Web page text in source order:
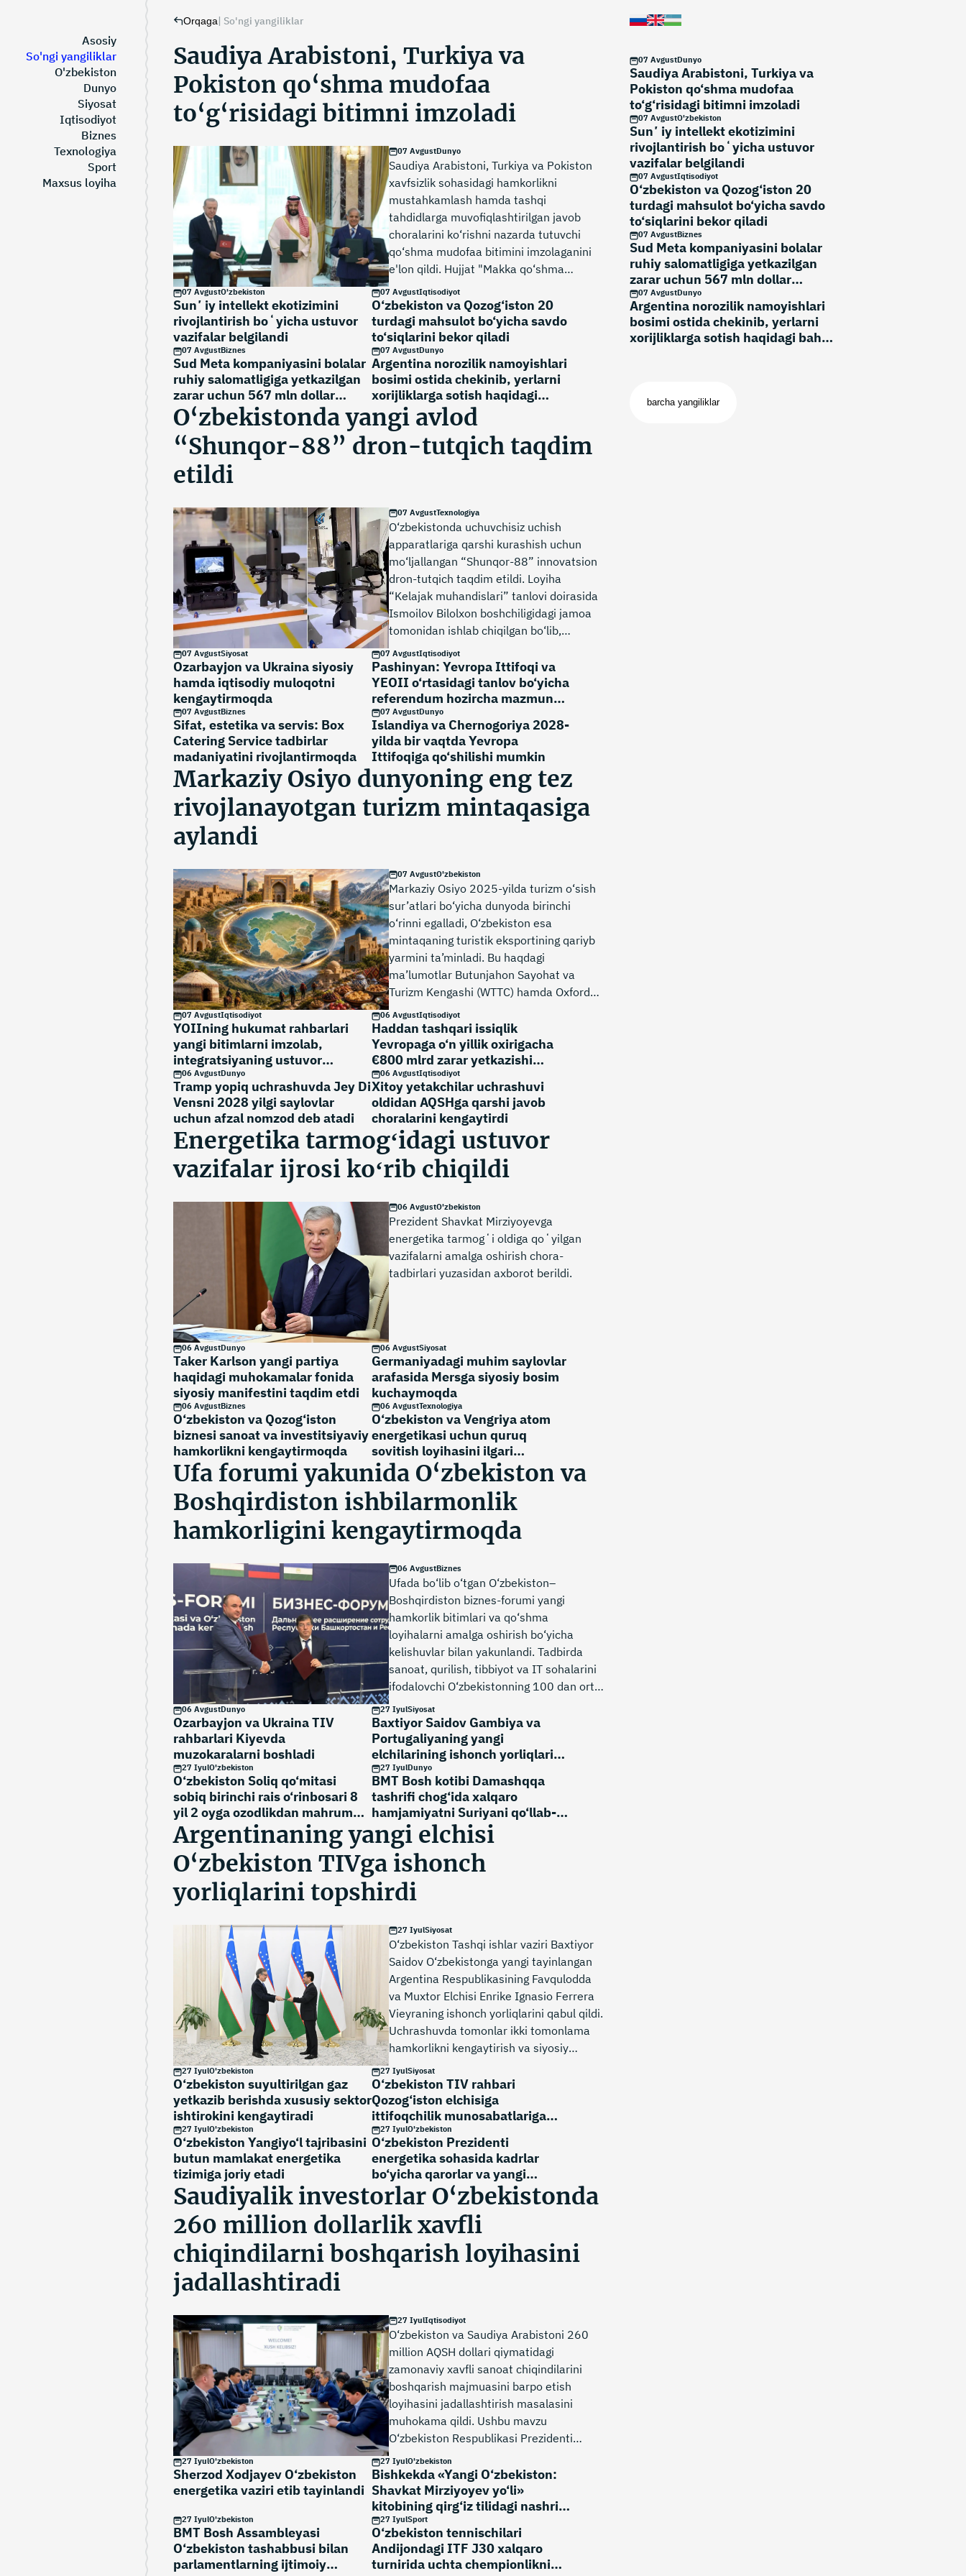
Asosiy
So'ngi yangiliklar
O'zbekiston
Dunyo
Siyosat
Iqtisodiyot
Biznes
Texnologiya
Sport
Maxsus loyiha
Orqaga| So'ngi yangiliklar
Saudiya Arabistoni, Turkiya va
Pokiston qo‘shma mudofaa
to‘g‘risidagi bitimni imzoladi
07 AvgustDunyo
Saudiya Arabistoni, Turkiya va Pokiston
xavfsizlik sohasidagi hamkorlikni
mustahkamlash hamda tashqi
tahdidlarga muvofiqlashtirilgan javob
choralarini ko‘rishni nazarda tutuvchi
qo‘shma mudofaa bitimini imzolaganini
e'lon qildi. Hujjat "Makka qo‘shma
mudofaa bitimi" deb nomlandi.
07 AvgustO'zbekiston
Sunʼiy intellekt ekotizimini
rivojlantirish boʻyicha ustuvor
vazifalar belgilandi
07 AvgustIqtisodiyot
O‘zbekiston va Qozog‘iston 20
turdagi mahsulot bo‘yicha savdo
to‘siqlarini bekor qiladi
07 AvgustBiznes
Sud Meta kompaniyasini bolalar
ruhiy salomatligiga yetkazilgan
zarar uchun 567 mln dollar
to‘lashga majbur qildi
07 AvgustDunyo
Argentina norozilik namoyishlari
bosimi ostida chekinib, yerlarni
xorijliklarga sotish haqidagi
bahsli normani bekor qildi
O‘zbekistonda yangi avlod
“Shunqor-88” dron-tutqich taqdim
etildi
07 AvgustTexnologiya
O‘zbekistonda uchuvchisiz uchish
apparatlariga qarshi kurashish uchun
mo‘ljallangan “Shunqor-88” innovatsion
dron-tutqich taqdim etildi. Loyiha
“Kelajak muhandislari” tanlovi doirasida
Ismoilov Bilolxon boshchiligidagi jamoa
tomonidan ishlab chiqilgan bo‘lib,
mamlakat muhandislik salohiyatining
rivojlanayotganini namoyon etadi.
07 AvgustSiyosat
Ozarbayjon va Ukraina siyosiy
hamda iqtisodiy muloqotni
kengaytirmoqda
07 AvgustIqtisodiyot
Pashinyan: Yevropa Ittifoqi va
YEOII o‘rtasidagi tanlov bo‘yicha
referendum hozircha mazmunga
ega emas
07 AvgustBiznes
Sifat, estetika va servis: Box
Catering Service tadbirlar
madaniyatini rivojlantirmoqda
07 AvgustDunyo
Islandiya va Chernogoriya 2028-
yilda bir vaqtda Yevropa
Ittifoqiga qo‘shilishi mumkin
Markaziy Osiyo dunyoning eng tez
rivojlanayotgan turizm mintaqasiga
aylandi
07 AvgustO'zbekiston
Markaziy Osiyo 2025-yilda turizm o‘sish
sur’atlari bo‘yicha dunyoda birinchi
o‘rinni egalladi, O‘zbekiston esa
mintaqaning turistik eksportining qariyb
yarmini ta’minladi. Bu haqdagi
ma’lumotlar Butunjahon Sayohat va
Turizm Kengashi (WTTC) hamda Oxford
Economics tomonidan tayyorlangan iyun
oyidagi hisobotda keltirilgan.
07 AvgustIqtisodiyot
YOIIning hukumat rahbarlari
yangi bitimlarni imzolab,
integratsiyaning ustuvor
yo‘nalishlarini belgiladi
06 AvgustIqtisodiyot
Haddan tashqari issiqlik
Yevropaga o‘n yillik oxirigacha
€800 mlrd zarar yetkazishi
mumkin
06 AvgustDunyo
Tramp yopiq uchrashuvda Jey Di
Vensni 2028 yilgi saylovlar
uchun afzal nomzod deb atadi
06 AvgustIqtisodiyot
Xitoy yetakchilar uchrashuvi
oldidan AQSHga qarshi javob
choralarini kengaytirdi
Energetika tarmogʻidagi ustuvor
vazifalar ijrosi koʻrib chiqildi
06 AvgustO'zbekiston
Prezident Shavkat Mirziyoyevga
energetika tarmogʻi oldiga qoʻyilgan
vazifalarni amalga oshirish chora-
tadbirlari yuzasidan axborot berildi.
06 AvgustDunyo
Taker Karlson yangi partiya
haqidagi muhokamalar fonida
siyosiy manifestini taqdim etdi
06 AvgustSiyosat
Germaniyadagi muhim saylovlar
arafasida Mersga siyosiy bosim
kuchaymoqda
06 AvgustBiznes
O‘zbekiston va Qozog‘iston
biznesi sanoat va investitsiyaviy
hamkorlikni kengaytirmoqda
06 AvgustTexnologiya
O‘zbekiston va Vengriya atom
energetikasi uchun quruq
sovitish loyihasini ilgari
surmoqda
Ufa forumi yakunida O‘zbekiston va
Boshqirdiston ishbilarmonlik
hamkorligini kengaytirmoqda
06 AvgustBiznes
Ufada bo‘lib o‘tgan O‘zbekiston–
Boshqirdiston biznes-forumi yangi
hamkorlik bitimlari va qo‘shma
loyihalarni amalga oshirish bo‘yicha
kelishuvlar bilan yakunlandi. Tadbirda
sanoat, qurilish, tibbiyot va IT sohalarini
ifodalovchi O‘zbekistonning 100 dan ortiq
korxonasi ishtirok etdi.
06 AvgustDunyo
Ozarbayjon va Ukraina TIV
rahbarlari Kiyevda
muzokaralarni boshladi
27 IyulSiyosat
Baxtiyor Saidov Gambiya va
Portugaliyaning yangi
elchilarining ishonch yorliqlarini
qabul qildi
27 IyulO'zbekiston
O‘zbekiston Soliq qo‘mitasi
sobiq birinchi rais o‘rinbosari 8
yil 2 oyga ozodlikdan mahrum
etildi
27 IyulDunyo
BMT Bosh kotibi Damashqqa
tashrifi chog‘ida xalqaro
hamjamiyatni Suriyani qo‘llab-
quvvatlashni kuchaytirishga
chaqirdi
Argentinaning yangi elchisi
O‘zbekiston TIVga ishonch
yorliqlarini topshirdi
27 IyulSiyosat
O‘zbekiston Tashqi ishlar vaziri Baxtiyor
Saidov O‘zbekistonga yangi tayinlangan
Argentina Respublikasining Favqulodda
va Muxtor Elchisi Enrike Ignasio Ferrera
Vieyraning ishonch yorliqlarini qabul qildi.
Uchrashuvda tomonlar ikki tomonlama
hamkorlikni kengaytirish va siyosiy
muloqotni faollashtirishga tayyor ekanini
tasdiqladi.
27 IyulO'zbekiston
O‘zbekiston suyultirilgan gaz
yetkazib berishda xususiy sektor
ishtirokini kengaytiradi
27 IyulSiyosat
O‘zbekiston TIV rahbari
Qozog‘iston elchisiga
ittifoqchilik munosabatlariga
qo‘shgan hissasi uchun
minnatdorlik bildirdi
27 IyulO'zbekiston
O‘zbekiston Yangiyo‘l tajribasini
butun mamlakat energetika
tizimiga joriy etadi
27 IyulO'zbekiston
O‘zbekiston Prezidenti
energetika sohasida kadrlar
bo‘yicha qarorlar va yangi
ustuvor yo‘nalishlarni e’lon qildi
Saudiyalik investorlar O‘zbekistonda
260 million dollarlik xavfli
chiqindilarni boshqarish loyihasini
jadallashtiradi
27 IyulIqtisodiyot
O‘zbekiston va Saudiya Arabistoni 260
million AQSH dollari qiymatidagi
zamonaviy xavfli sanoat chiqindilarini
boshqarish majmuasini barpo etish
loyihasini jadallashtirish masalasini
muhokama qildi. Ushbu mavzu
O‘zbekiston Respublikasi Prezidenti
ekologiya masalalari bo‘yicha
maslahatchisi, Ekologiya va iqlim
o‘zgarishi milliy qo‘mitasi raisi Aziz
Abduhakimov, ACWA Power asoschisi va
boshqaruv kengashi raisi Muhammad
Abunayyan hamda Vision Invest vakillari
o‘rtasidagi uchrashuvning asosiy
27 IyulO'zbekiston
Sherzod Xodjayev O‘zbekiston
energetika vaziri etib tayinlandi
27 IyulO'zbekiston
Bishkekda «Yangi O‘zbekiston:
Shavkat Mirziyoyev yo‘li»
kitobining qirg‘iz tilidagi nashri
taqdim etildi
27 IyulO'zbekiston
BMT Bosh Assambleyasi
O‘zbekiston tashabbusi bilan
parlamentlarning ijtimoiy
27 IyulSport
O‘zbekiston tennischilari
Andijondagi ITF J30 xalqaro
turnirida uchta chempionlikni
07 AvgustDunyo
Saudiya Arabistoni, Turkiya va
Pokiston qo‘shma mudofaa
to‘g‘risidagi bitimni imzoladi
07 AvgustO'zbekiston
Sunʼiy intellekt ekotizimini
rivojlantirish boʻyicha ustuvor
vazifalar belgilandi
07 AvgustIqtisodiyot
O‘zbekiston va Qozog‘iston 20
turdagi mahsulot bo‘yicha savdo
to‘siqlarini bekor qiladi
07 AvgustBiznes
Sud Meta kompaniyasini bolalar
ruhiy salomatligiga yetkazilgan
zarar uchun 567 mln dollar
to‘lashga majbur qildi
07 AvgustDunyo
Argentina norozilik namoyishlari
bosimi ostida chekinib, yerlarni
xorijliklarga sotish haqidagi bahsli
barcha yangiliklar